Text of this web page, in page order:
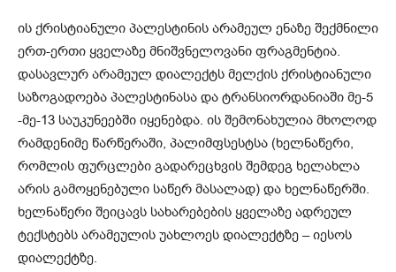
ის ქრისტიანული პალესტინის არამეულ ენაზე შექმნილი
ერთ-ერთი ყველაზე მნიშვნელოვანი ფრაგმენტია.
დასავლურ არამეულ დიალექტს მელქის ქრისტიანული
საზოგადოება პალესტინასა და ტრანსიორდანიაში მე-5
-მე-13 საუკუნეებში იყენებდა. ის შემონახულია მხოლოდ
რამდენიმე წარწერაში, პალიმფსესტსა (ხელნაწერი,
რომლის ფურცლები გადარეცხვის შემდეგ ხელახლა
არის გამოყენებული საწერ მასალად) და ხელნაწერში.
ხელნაწერი შეიცავს სახარებების ყველაზე ადრეულ
ტექსტებს არამეულის უახლოეს დიალექტზე – იესოს
დიალექტზე.